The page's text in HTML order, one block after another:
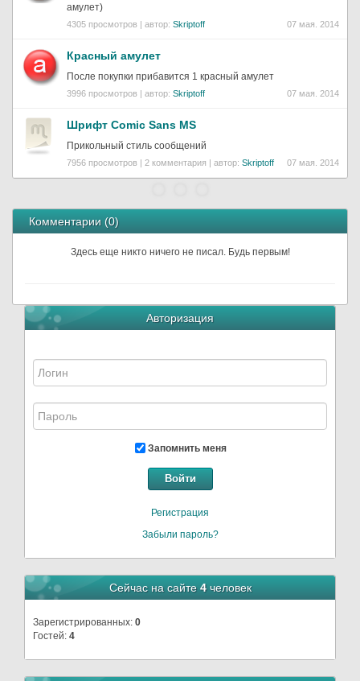
амулет)
4305 просмотров | автор: Skriptoff 07 мая. 2014
Красный амулет
После покупки прибавится 1 красный амулет
3996 просмотров | автор: Skriptoff 07 мая. 2014
Шрифт Comic Sans MS
Прикольный стиль сообщений
7956 просмотров | 2 комментария | автор: Skriptoff 07 мая. 2014
Комментарии (0)
Здесь еще никто ничего не писал. Будь первым!
Авторизация
Запомнить меня
Войти
Регистрация
Забыли пароль?
Сейчас на сайте 4человек
Зарегистрированных: 0
Гостей: 4